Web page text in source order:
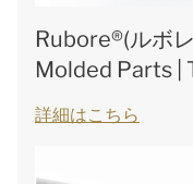
Rubore®(ルボ
Molded Parts |
詳細はこちら